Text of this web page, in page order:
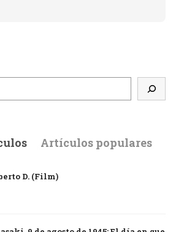
Artículos populares
D. (Film)